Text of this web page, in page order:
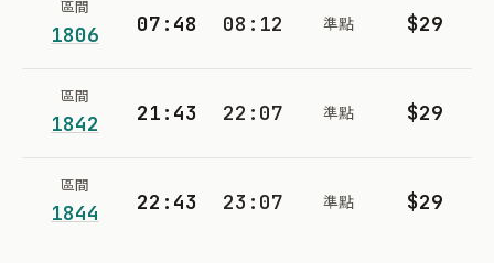
區間
1806 07:48 08:12 準點 $29
區間
1842 21:43 22:07 準點 $29
區間
1844 22:43 23:07 準點 $29